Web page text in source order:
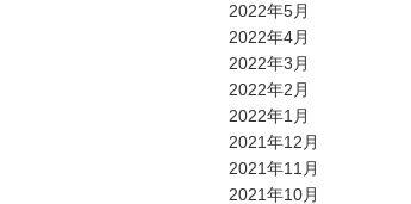
2022年5月
2022年4月
2022年3月
2022年2月
2022年1月
2021年12月
2021年11月
2021年10月